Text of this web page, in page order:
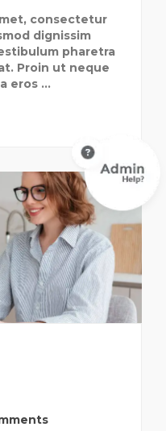
consectetur
dignissim
pharetra
Proin ut neque
eros ...